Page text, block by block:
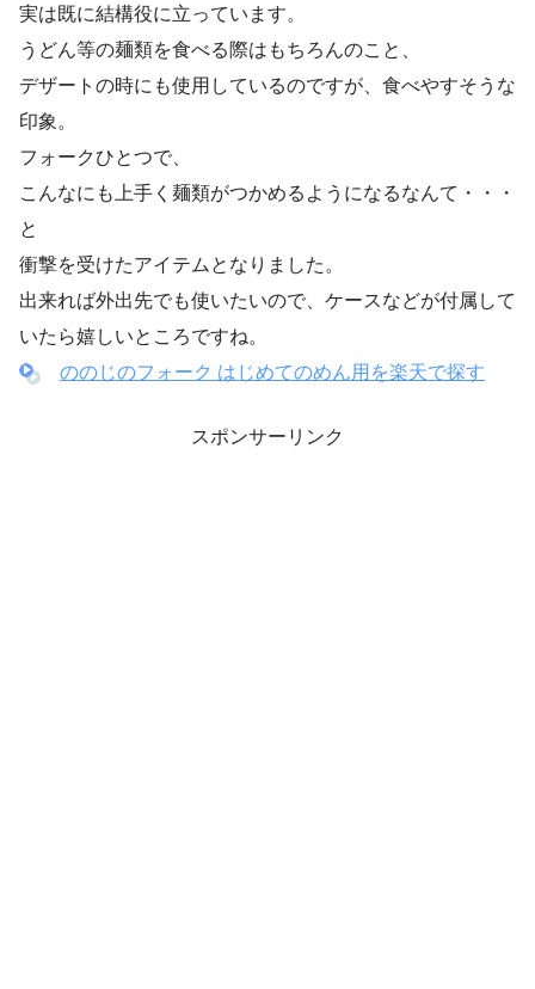
実は既に結構役に立っています。
うどん等の麺類を食べる際はもちろんのこと、
デザートの時にも使用しているのですが、食べやすそうな
印象。
フォークひとつで、
こんなにも上手く麺類がつかめるようになるなんて・・・
と
衝撃を受けたアイテムとなりました。
出来れば外出先でも使いたいので、ケースなどが付属して
いたら嬉しいところですね。
ののじのフォーク はじめてのめん用を楽天で探す
スポンサーリンク